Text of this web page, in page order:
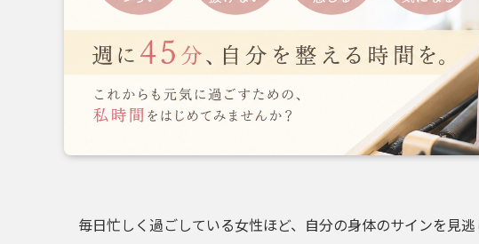
毎日忙しく過ごしている女性ほど、自分の身体のサインを見